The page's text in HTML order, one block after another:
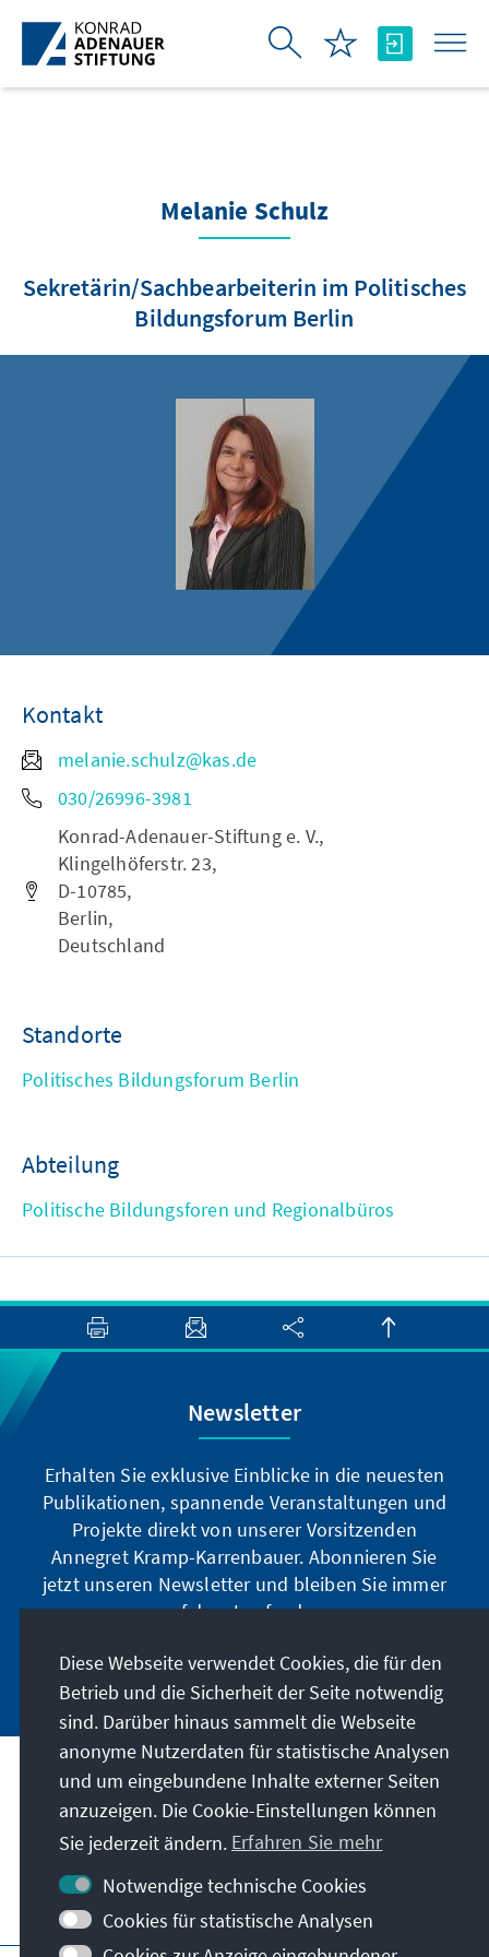
Zum Hauptinhalt springen
Melanie Schulz
Sekretärin/Sachbearbeiterin im Politisches
Bildungsforum Berlin
Kontakt
melanie.schulz@kas.de
030/26996-3981
Konrad-Adenauer-Stiftung e. V.,
Klingelhöferstr. 23,
D-10785,
Berlin,
Deutschland
Standorte
Politisches Bildungsforum Berlin
Abteilung
Politische Bildungsforen und Regionalbüros
Newsletter
Erhalten Sie exklusive Einblicke in die neuesten
Publikationen, spannende Veranstaltungen und
Projekte direkt von unserer Vorsitzenden
Annegret Kramp-Karrenbauer. Abonnieren Sie
jetzt unseren Newsletter und bleiben Sie immer
auf dem Laufenden.
Jetzt abonnieren
Unser Auftrag
Kontakt
Weitere Angebote der Stiftung
Diese Webseite verwendet Cookies, die für den
Betrieb und die Sicherheit der Seite notwendig
sind. Darüber hinaus sammelt die Webseite
anonyme Nutzerdaten für statistische Analysen
und um eingebundene Inhalte externer Seiten
anzuzeigen. Die Cookie-Einstellungen können
Sie jederzeit ändern. Erfahren Sie mehr
Notwendige technische Cookies
Cookies für statistische Analysen